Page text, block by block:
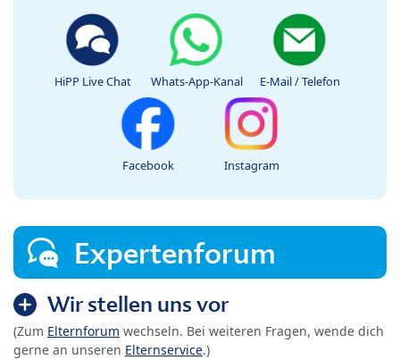
HiPP Live Chat Whats-App-Kanal E-Mail / Telefon
Facebook Instagram
Expertenforum
Wir stellen uns vor
(Zum Elternforum wechseln. Bei weiteren Fragen, wende dich
gerne an unseren Elternservice.)